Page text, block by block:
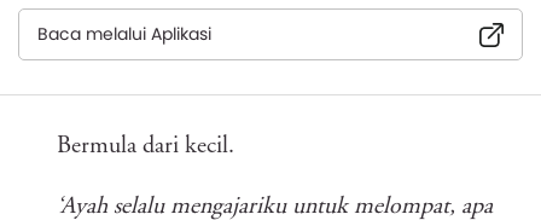
Baca melalui Aplikasi
Bermula dari kecil.
‘Ayah selalu mengajariku untuk melompat, apa